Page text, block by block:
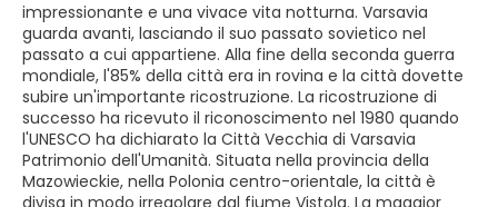
impressionante e una vivace vita notturna. Varsavia
guarda avanti, lasciando il suo passato sovietico nel
passato a cui appartiene. Alla fine della seconda guerra
mondiale, l'85% della città era in rovina e la città dovette
subire un'importante ricostruzione. La ricostruzione di
successo ha ricevuto il riconoscimento nel 1980 quando
l'UNESCO ha dichiarato la Città Vecchia di Varsavia
Patrimonio dell'Umanità. Situata nella provincia della
Mazowieckie, nella Polonia centro-orientale, la città è
divisa in modo irregolare dal fiume Vistola. La maggior